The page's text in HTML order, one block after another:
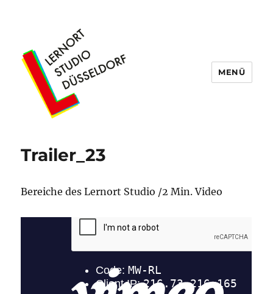
MENÜ
Trailer_23
Bereiche des Lernort Studio /2 Min. Video